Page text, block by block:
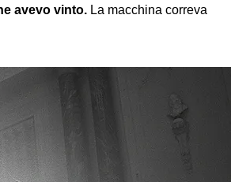
avevo vinto. La macchina correva